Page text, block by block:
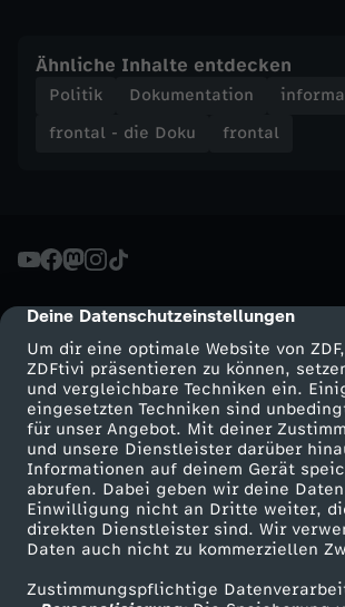
cmp-dialog-description
Deine Datenschutzeinstellungen
Um dir eine optimale Website von
ZDFtivi präsentieren zu können,
und vergleichbare Techniken ein.
eingesetzten Techniken sind
für unser Angebot. Mit deiner
und unsere Dienstleister darüber
Informationen auf deinem Gerät
abrufen. Dabei geben wir deine
Einwilligung nicht an Dritte weiter,
direkten Dienstleister sind. Wir
Daten auch nicht zu kommerziellen
Zustimmungspflichtige
e
c
s
l
i
n
S
y
Ähnliche Inhalte entdecken
Politik Dokumentation
frontal - die Doku
frontal
Mehr ZDF
ZDF-Apps
Smart TV
ZDFtext
Livestreams
Service
ZDFmitreden
Kontakt
Tickets